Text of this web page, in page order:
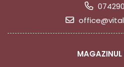
MAGAZINUL